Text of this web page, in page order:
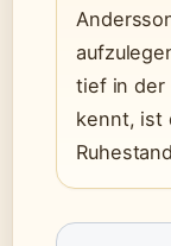
tief in der
kennt, ist